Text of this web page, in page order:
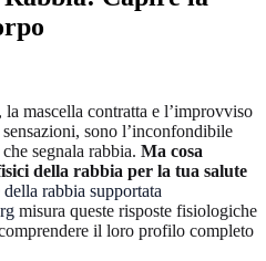
mascella contratta e l’improvviso
sono l’inconfondibile
segnala rabbia. Ma cosa
della rabbia per la tua salute
rabbia supportata
misura queste risposte fisiologiche
il loro profilo completo